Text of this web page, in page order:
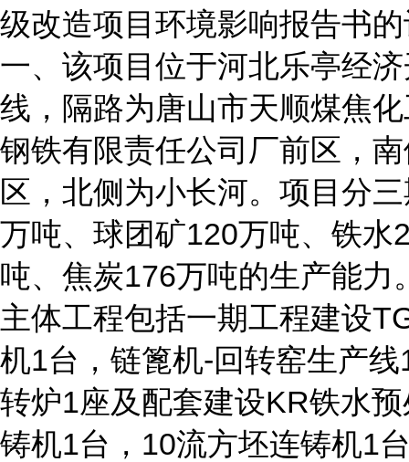
级改造项目环境影响报告书
一、该项目位于河北乐亭经
线，隔路为唐山市天顺煤焦
钢铁有限责任公司厂前区，
区，北侧为小长河。项目分
万吨、球团矿120万吨、铁
吨、焦炭176万吨的生产能力
主体工程包括一期工程建设
机1台，链篦机-回转窑生产
转炉1座及配套建设KR铁水
铸机1台，10流方坯连铸机1